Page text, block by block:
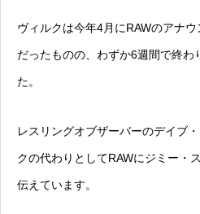
ヴィルクは今年4月にRAWのアナ
だったものの、わずか6週間で終わ
た。
レスリングオブザーバーのデイブ
クの代わりとしてRAWにジミー・
伝えています。